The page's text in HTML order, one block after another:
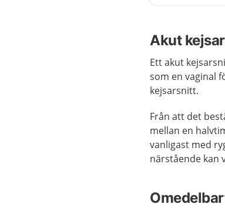
Akut
Ett akut
som en vaginal
kejsarsnitt.
Från att det
mellan en
vanligast med
närstående kan